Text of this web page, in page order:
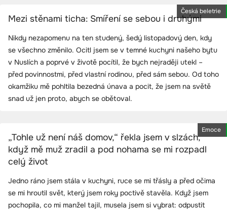
Česká beletrie
Mezi stěnami ticha: Smíření se sebou i druhými
Nikdy nezapomenu na ten studený, šedý listopadový den, kdy
se všechno změnilo. Ocitl jsem se v temné kuchyni našeho bytu
v Nuslích a poprvé v životě pocítil, že bych nejraději utekl –
před povinnostmi, před vlastní rodinou, před sám sebou. Od toho
okamžiku mě pohltila bezedná únava a pocit, že jsem na světě
snad už jen proto, abych se obětoval.
Emoce
„Tohle už není náš domov,“ řekla jsem v slzách,
když mě muž zradil a pod nohama se mi rozpadl
celý život
Jedno ráno jsem stála v kuchyni, ruce se mi třásly a před očima
se mi hroutil svět, který jsem roky poctivě stavěla. Když jsem
pochopila, co mi manžel tajil, musela jsem si vybrat: odpustit